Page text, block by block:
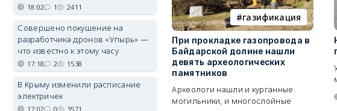
газификация
При прокладке газопровода в
Байдарской долине нашли
девять археологических
памятников
Археологи нашли и курганные
могильники, и многослойные
18:02 1 2411
Совершено покушение на
разработчика дронов «Упырь» —
что известно к этому часу
17:18 2 1538
В Крыму изменили расписание
электричек
17:02 0 3571